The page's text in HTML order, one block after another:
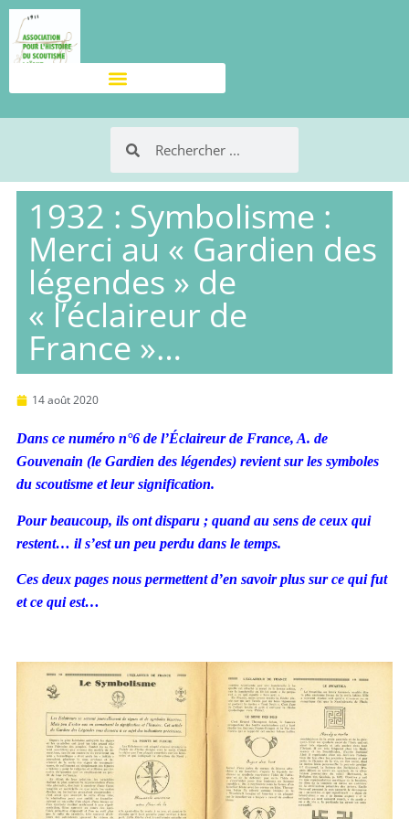
1932 : Symbolisme :
Merci au « Gardien des
légendes » de
« l’éclaireur de
France »…
14 août 2020
Dans ce numéro n°6 de l’Éclaireur de France, A. de
Gouvenain (le Gardien des légendes)revient sur les symboles
du scoutisme et leur signification.
Pour beaucoup, ils ont disparu ; quand au sens de ceux qui
restent… il s’est un peu perdu dans le temps.
Ces deux pages nous permettent d’en savoir plus sur ce qui fut
et ce qui est…